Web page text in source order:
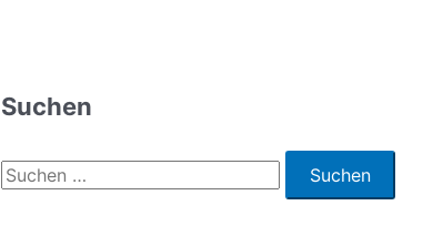
Suchen
S